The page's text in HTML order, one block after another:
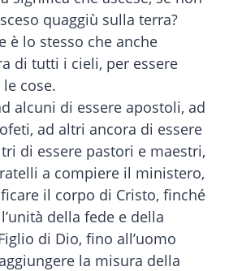
quaggiù sulla terra?
è lo stesso che anche
di tutti i cieli, per essere
cose.
alcuni di essere apostoli, ad
ad altri ancora di essere
di essere pastori e maestri,
a compiere il ministero,
il corpo di Cristo, finché
della fede e della
di Dio, fino all’uomo
la misura della